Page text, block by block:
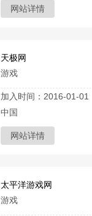
网站详情
天极网
游戏
加入时间：2016-01-01
中国
网站详情
太平洋游戏网
游戏